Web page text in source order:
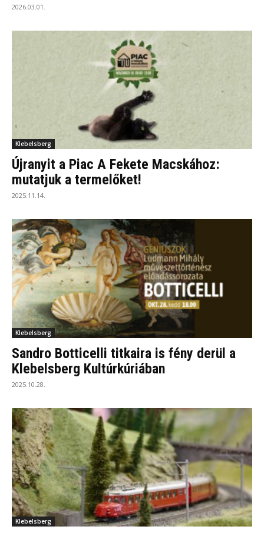
2026.03.01.
Klebelsberg
Újranyit a Piac A Fekete Macskához:
mutatjuk a termelőket!
2025.11.14.
Klebelsberg
Sandro Botticelli titkaira is fény derül a
Klebelsberg Kultúrkúriában
2025.10.28.
Klebelsberg